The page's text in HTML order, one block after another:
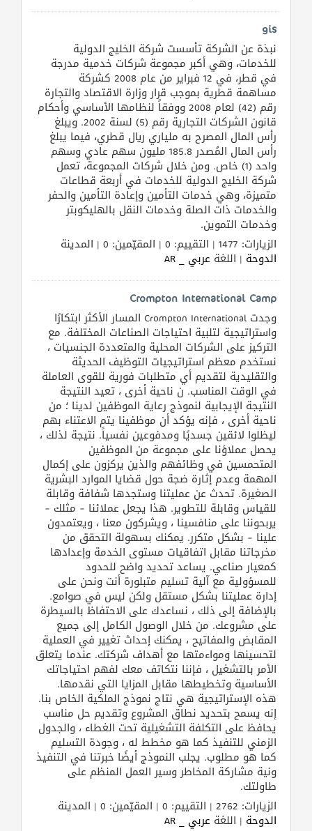
إتصل
إعلانات
المنتدى
كيو
مزاد
كيو
نمبر
كيو
كارز
كيو
ماركت
الدليل
القطري
POWERED
QHOST
gis
نبذة عن الشركة تأسست شركة الخليج الدولية
للخدمات، وهي أكبر مجموعة شركات خدمية مدرجة
في قطر، في 12 فبراير من عام 2008 كشركة
مساهمة قطرية بموجب قرار وزارة الاقتصاد والتجارة
رقم (42) لعام 2008 ووفقاً لنظامها الأساسي وأحكام
قانون الشركات التجارية رقم (5) لسنة 2002. ويبلغ
رأس المال المصرح به ملياري ريال قطري، فيما يبلغ
رأس المال المُصدر 185.8 مليون سهم عادي وسهم
واحد (1) خاص. ومن خلال شركات المجموعة، تعمل
شركة الخليج الدولية للخدمات في أربعة قطاعات
متميزة، وهي خدمات التأمين وإعادة التأمين والحفر
والخدمات ذات الصلة وخدمات النقل بالهليكوبتر
وخدمات التموين.
الزيارات: 1477 | التقييم: 0 | المقيّمين: 0 | المدينة
الدوحة | اللغة عربي _ AR
Crompton International Camp
وجدت Crompton International المسار الأكثر ابتكارًا
واستراتيجية لتلبية احتياجات الصناعات المختلفة. مع
التركيز على الشركات المحلية والمتعددة الجنسيات ،
نستخدم معظم استراتيجيات التوظيف الحديثة
والتقليدية لتقديم أي متطلبات فورية للقوى العاملة
في الوقت المناسب. ن ناحية أخرى ، تعيد النتيجة
النتيجة الإيجابية لنموذج رعاية الموظفين لدينا ؛ من
ناحية أخرى ، فإنه يؤكد أن موظفينا يتم الاعتناء بهم
ليظلوا لائقين جسديًا ومدفوعين نفسياً. نتيجة لذلك ،
يحصل عملاؤنا على مجموعة من الموظفين
المتحمسين في وظائفهم والذين يركزون على إكمال
المهمة وعدم إثارة ضجة حول قضايا الموارد البشرية
الصغيرة. تحدث عن عمليتنا وستجدها شفافة وقابلة
للقياس وقابلة للتطوير. هذا يجعل عملائنا – مثلك –
يربحوننا على منافسينا ، ويشركون معنا ، ويعتمدون
علينا – بشكل متكرر. يمكنك بسهولة التحقق من
مخرجاتنا مقابل اتفاقيات مستوى الخدمة وإعدادها
كمعيار صناعي. يساعد تحديد واضح للحدود
للمسؤولية مع آلية تسليم متبلورة أنت ونحن على
إدارة عمليتنا بشكل مستقل ولكن ليس في صوامع.
بالإضافة إلى ذلك ، نساعدك على الاحتفاظ بالسيطرة
على مشروعك. من خلال الوصول الكامل إلى جميع
المقابض والمفاتيح ، يمكنك إحداث تغيير في العملية
لتحسينها ومواءمتها مع أهداف شركتك. عندما يتعلق
الأمر بالتشغيل ، فإننا نتكاتف معك لفهم احتياجاتك
الأساسية وتخطيطها مقابل المزايا التي نقدمها.
هذه الإستراتيجية هي نتاج نموذج الملكية الخاص بنا.
إنه يسمح بتحديد نطاق المشروع وتقديم حل مناسب
يحافظ على التكلفة التشغيلية تحت الغطاء ، والجدول
الزمني للتنفيذ كما هو مخطط له ، وجودة التسليم
كما هو مطلوب. يجلب النموذج أيضًا خبرتنا في التنفيذ
ونية مشاركة المخاطر وسير العمل المنظم على
طاولتك.
الزيارات: 2762 | التقييم: 0 | المقيّمين: 0 | المدينة
الدوحة | اللغة عربي _ AR